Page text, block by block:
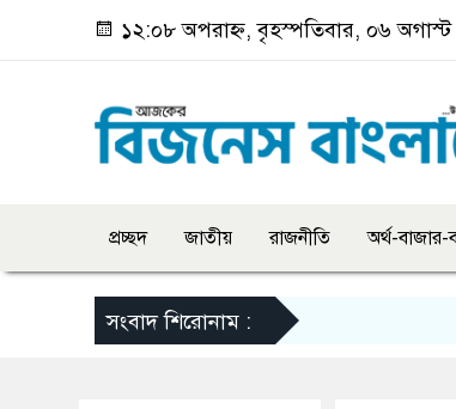
১২:০৮ অপরাহ্ন, বৃহস্পতিবার, ০৬
প্রচ্ছদ জাতীয় রাজনীতি অর্থ-বাজার-
সংবাদ শিরোনাম :